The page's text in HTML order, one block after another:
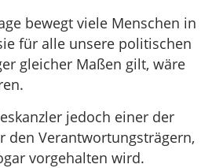
bewegt viele Menschen in
für alle unsere politischen
gleicher Maßen gilt, wäre
jedoch einer der
den Verantwortungsträgern,
vorgehalten wird.